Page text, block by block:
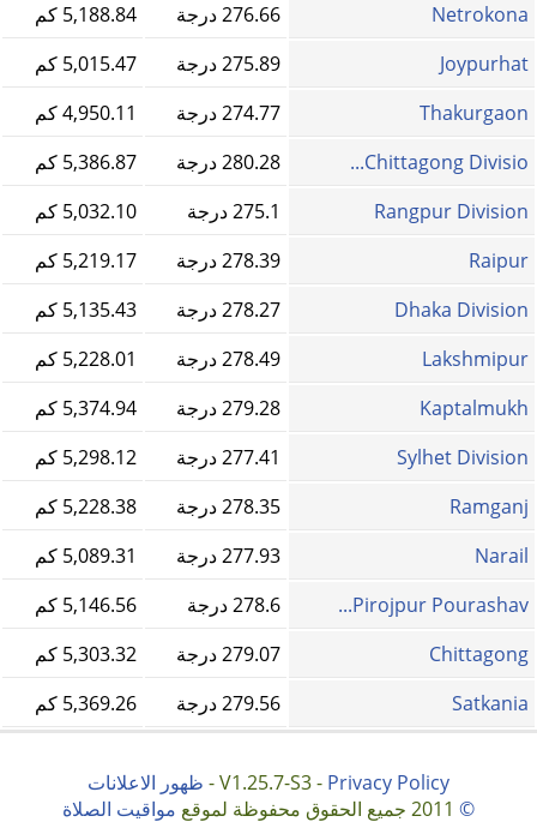
Netrokona
276.66 درجة
5,188.84 كم
Joypurhat
275.89 درجة
5,015.47 كم
Thakurgaon
274.77 درجة
4,950.11 كم
Chittagong Divisio...
280.28 درجة
5,386.87 كم
Rangpur Division
275.1 درجة
5,032.10 كم
Raipur
278.39 درجة
5,219.17 كم
Dhaka Division
278.27 درجة
5,135.43 كم
Lakshmipur
278.49 درجة
5,228.01 كم
Kaptalmukh
279.28 درجة
5,374.94 كم
Sylhet Division
277.41 درجة
5,298.12 كم
Ramganj
278.35 درجة
5,228.38 كم
Narail
277.93 درجة
5,089.31 كم
Pirojpur Pourashav...
278.6 درجة
5,146.56 كم
Chittagong
279.07 درجة
5,303.32 كم
Satkania
279.56 درجة 5,369.26 كم
V1.25.7-S3 - Privacy Policy
- ظهور الاعلانات
©
مواقيت الصلاة